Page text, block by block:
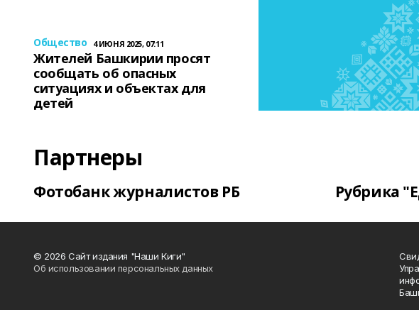
Общество 4 ИЮНЯ 2025, 07:11
Жителей Башкирии просят
сообщать об опасных
ситуациях и объектах для
детей
Партнеры
Фотобанк журналистов РБ Рубрика
© 2026 Сайт издания "Наши Киги"
Об использовании персональных данных